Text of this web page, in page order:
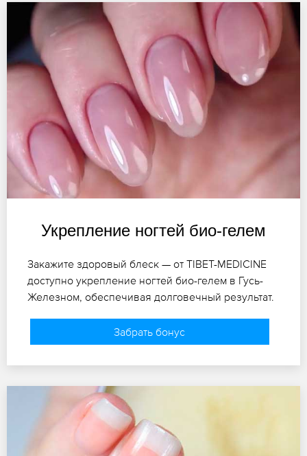
Укрепление ногтей био-гелем
Закажите здоровый блеск — от TIBET-MEDICINE
доступно укрепление ногтей био-гелем в Гусь-
Железном, обеспечивая долговечный результат.
Забрать бонус